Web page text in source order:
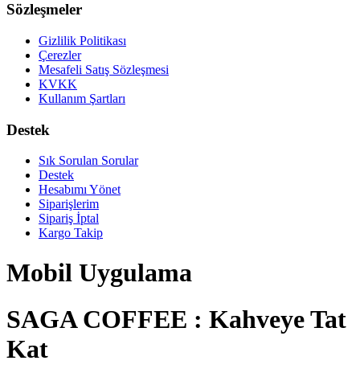
Sözleşmeler
Gizlilik Politikası
Çerezler
Mesafeli Satış Sözleşmesi
KVKK
Kullanım Şartları
Destek
Sık Sorulan Sorular
Destek
Hesabımı Yönet
Siparişlerim
Sipariş İptal
Kargo Takip
Mobil Uygulama
SAGA COFFEE : Kahveye Tat
Kat